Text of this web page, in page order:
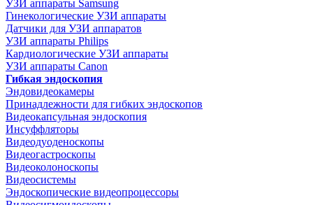
УЗИ аппараты Samsung
Гинекологические УЗИ аппараты
Датчики для УЗИ аппаратов
УЗИ аппараты Philips
Кардиологические УЗИ аппараты
УЗИ аппараты Canon
Гибкая эндоскопия
Эндовидеокамеры
Принадлежности для гибких эндоскопов
Видеокапсульная эндоскопия
Инсуффляторы
Видеодуоденоскопы
Видеогастроскопы
Видеоколоноскопы
Видеосистемы
Эндоскопические видеопроцессоры